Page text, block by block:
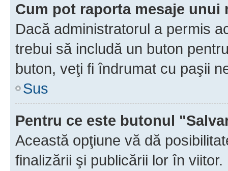
Cum pot raporta mesaje unui
Dacă administratorul a permis
trebui să includă un buton
buton, veţi fi îndrumat cu paşii
Sus
Pentru ce este butonul
Această opţiune vă dă
finalizării şi publicării lor în